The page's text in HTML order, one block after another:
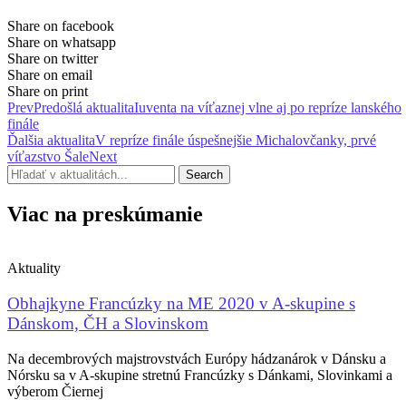
Share on facebook
Share on whatsapp
Share on twitter
Share on email
Share on print
PrevPredošlá aktualitaIuventa na víťaznej vlne aj po repríze lanského
finále
Ďalšia aktualitaV repríze finále úspešnejšie Michalovčanky, prvé
víťazstvo ŠaleNext
Search
Viac na preskúmanie
Aktuality
Obhajkyne Francúzky na ME 2020 v A-skupine s
Dánskom, ČH a Slovinskom
Na decembrových majstrovstvách Európy hádzanárok v Dánsku a
Nórsku sa v A-skupine stretnú Francúzky s Dánkami, Slovinkami a
výberom Čiernej